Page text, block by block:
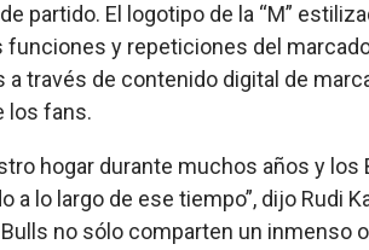
partido. El logotipo de la “M”
y repeticiones del
través de contenido digital de
los fans.
hogar durante muchos años y los
lo largo de ese tiempo”, dijo Rudi
no sólo comparten un inmenso